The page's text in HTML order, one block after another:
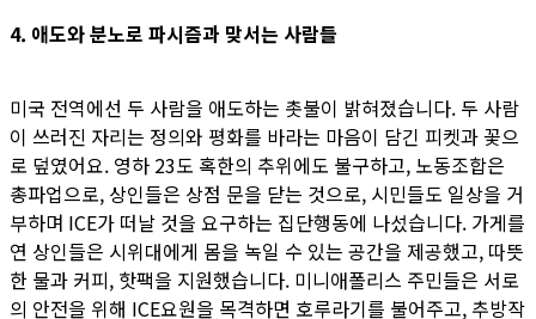
4. 애도와 분노로 파시즘과 맞서는 사람들
미국 전역에선 두 사람을 애도하는 촛불이 밝혀졌습니다. 두 사람
이 쓰러진 자리는 정의와 평화를 바라는 마음이 담긴 피켓과 꽃으
로 덮였어요. 영하 23도 혹한의 추위에도 불구하고, 노동조합은
총파업으로, 상인들은 상점 문을 닫는 것으로, 시민들도 일상을 거
부하며 ICE가 떠날 것을 요구하는 집단행동에 나섰습니다. 가게를
연 상인들은 시위대에게 몸을 녹일 수 있는 공간을 제공했고, 따뜻
한 물과 커피, 핫팩을 지원했습니다. 미니애폴리스 주민들은 서로
의 안전을 위해 ICE요원을 목격하면 호루라기를 불어주고, 추방작